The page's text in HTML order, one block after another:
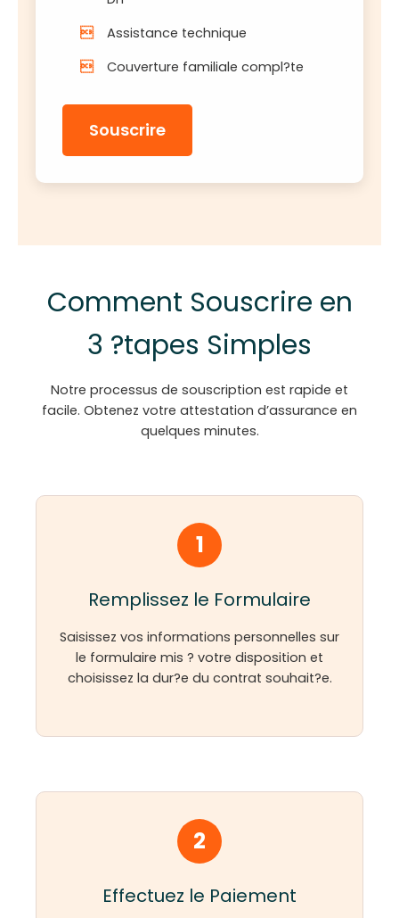
Assistance technique
Couverture familiale compl?te
Souscrire
Comment Souscrire en
3 ?tapes Simples
Notre processus de souscription est rapide et
facile. Obtenez votre attestation d’assurance en
quelques minutes.
1
Remplissez le Formulaire
Saisissez vos informations personnelles sur
le formulaire mis ? votre disposition et
choisissez la dur?e du contrat souhait?e.
2
Effectuez le Paiement